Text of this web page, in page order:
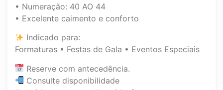
• Numeração: 40 AO 44
• Excelente caimento e conforto
Indicado para:
Formaturas • Festas de Gala • Eventos Especiais
Reserve com antecedência.
Consulte disponibilidade